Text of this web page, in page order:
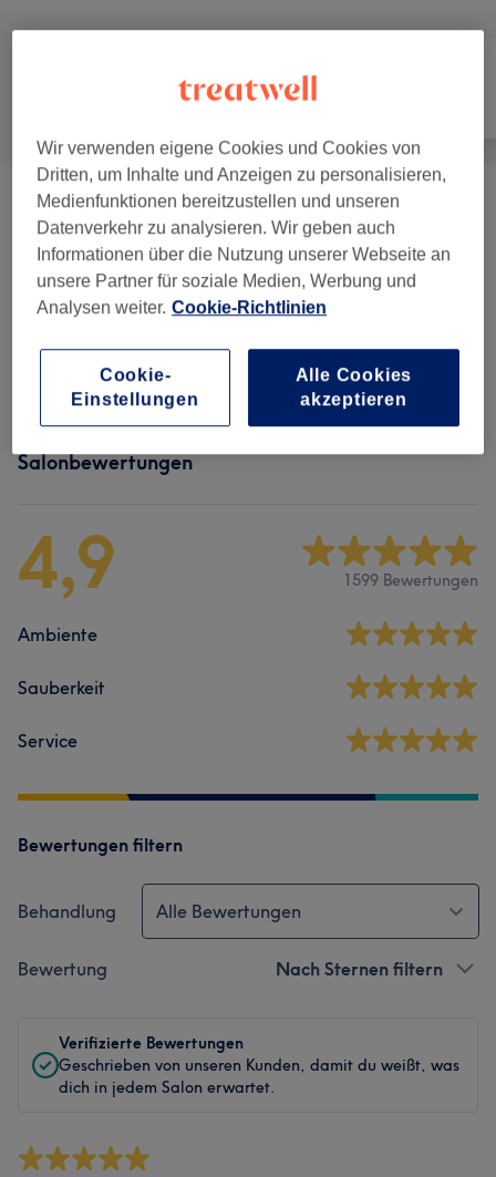
Haarentfernung
Laserhaarentfernung BERATUNG -
TESTBEHANDLUNG (2)
ab 0,10 €
PAKETE - Laserhaarentfernung (3) ab 80 €
Laserhaarentfernung Preise Nach
28)
Salonbewertungen
4,9 1599 Bewertungen
Ambiente
Sauberkeit
Service
Bewertungen filtern
Behandlung Alle Bewertungen
Bewertung Nach Sternen filtern
Verifizierte Bewertungen
Geschrieben von unseren Kunden, damit du weißt, was
dich in jedem Salon erwartet.
Wir verwenden eigene Cookies und Cookies von
Dritten, um Inhalte und Anzeigen zu personalisieren,
Medienfunktionen bereitzustellen und unseren
Datenverkehr zu analysieren. Wir geben auch
Informationen über die Nutzung unserer Webseite an
unsere Partner für soziale Medien, Werbung und
Analysen weiter. Cookie-Richtlinien
Alle Cookies
akzeptieren
Cookie-
Einstellungen